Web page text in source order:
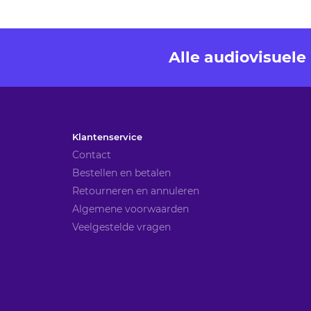
Alle
Klantenservice
Contact
Bestellen en betalen
Retourneren en annuleren
Algemene voorwaarden
Veelgestelde vragen